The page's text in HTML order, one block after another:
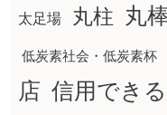
太足場 丸柱 丸
低炭素社会・低炭素杯
店 信用でき